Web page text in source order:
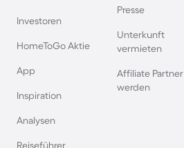
Pensionen im Sauerland
Pensionen in Prag
Investoren
HomeToGo Aktie
App
Inspiration
Analysen
Reiseführer
Presse
Unterkunft
vermieten
Affiliate Partner
werden